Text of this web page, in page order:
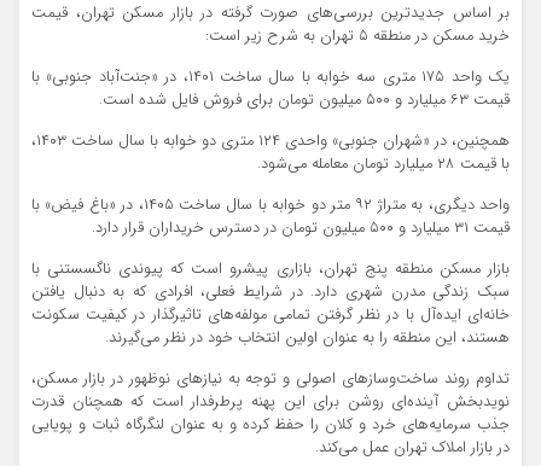
بر اساس جدیدترین بررسی‌های صورت گرفته در بازار مسکن تهران، قیمت
خرید مسکن در منطقه ۵ تهران به شرح زیر است:
یک واحد ۱۷۵ متری سه خوابه با سال ساخت ۱۴۰۱، در «جنت‌آباد جنوبی» با
قیمت ۶۳ میلیارد و ۵۰۰ میلیون تومان برای فروش فایل شده است.
همچنین، در «شهران جنوبی» واحدی ۱۲۴ متری دو خوابه با سال ساخت ۱۴۰۳،
با قیمت ۲۸ میلیارد تومان معامله می‌شود.
واحد دیگری، به متراژ ۹۲ متر دو خوابه با سال ساخت ۱۴۰۵، در «باغ فیض» با
قیمت ۳۱ میلیارد و ۵۰۰ میلیون تومان در دسترس خریداران قرار دارد.
بازار مسکن منطقه پنج تهران، بازاری پیشرو است که پیوندی ناگسستنی با
سبک زندگی مدرن شهری دارد. در شرایط فعلی، افرادی که به دنبال یافتن
خانه‌ای ایده‌آل با در نظر گرفتن تمامی مولفه‌های تاثیرگذار در کیفیت سکونت
هستند، این منطقه را به عنوان اولین انتخاب خود در نظر می‌گیرند.
تداوم روند ساخت‌وسازهای اصولی و توجه به نیازهای نوظهور در بازار مسکن،
نویدبخش آینده‌ای روشن برای این پهنه پرطرفدار است که همچنان قدرت
جذب سرمایه‌های خرد و کلان را حفظ کرده و به عنوان لنگرگاه ثبات و پویایی
در بازار املاک تهران عمل می‌کند.